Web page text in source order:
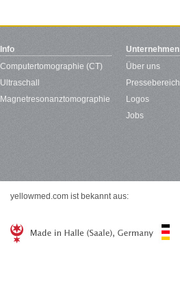
Info
Computertomographie (CT)
Ultraschall
Magnetresonanztomographie
Unternehmen
Über uns
Pressebereich
Logos
Jobs
yellowmed.com ist bekannt aus: